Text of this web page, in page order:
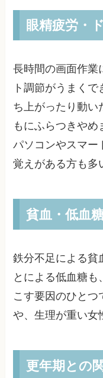
眼精疲労・
長時間の画面作業
ト調節がうまく
ち上がったり動い
もにふらつきやめ
パソコンやスマー
覚えがある方も多
貧血・低血
鉄分不足による貧
とによる低血糖も
こす要因のひとつ
や、生理が重い女
更年期との